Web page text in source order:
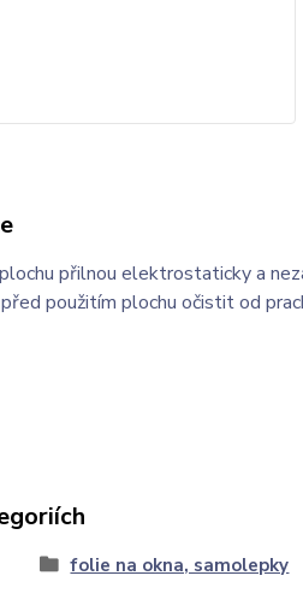
přilnou elektrostaticky a
použitím plochu očistit od
folie na okna, samolepky